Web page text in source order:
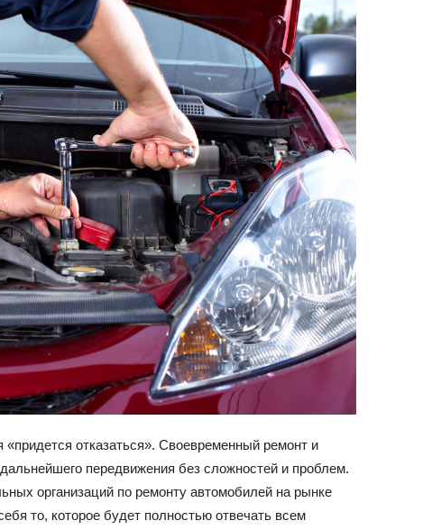
Лада
ВАЗ
«придется отказаться». Своевременный ремонт и
передвижения без сложностей и проблем.
организаций по ремонту автомобилей на рынке
то, которое будет полностью отвечать всем